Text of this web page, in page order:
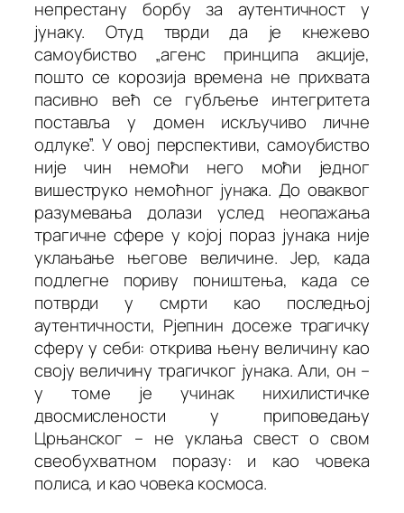
непрестану борбу за аутентичност у
јунаку. Отуд тврди да је кнежево
самоубиство „агенс принципа акције,
пошто се корозија времена не прихвата
пасивно већ се губљење интегритета
поставља у домен искључиво личне
одлуке”. У овој перспективи, самоубиство
није чин немоћи него моћи једног
вишеструко немоћног јунака. До оваквог
разумевања долази услед неопажања
трагичне сфере у којој пораз јунака није
уклањање његове величине. Јер, када
подлегне пориву поништења, када се
потврди у смрти као последњој
аутентичности, Рјепнин досеже трагичку
сферуу себи: открива њену величину као
своју величину трагичког јунака. Али, он –
у томе је учинак нихилистичке
двосмислености у приповедању
Црњанског – не уклања свест о свом
свеобухватном поразу: и као човека
полиса, и као човека космоса.